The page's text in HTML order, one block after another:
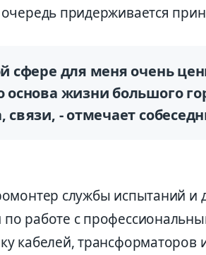
придерживается
сфере для меня очень
основа жизни большого
связи, - отмечает
службы испытаний и
работе с
кабелей, трансформаторов